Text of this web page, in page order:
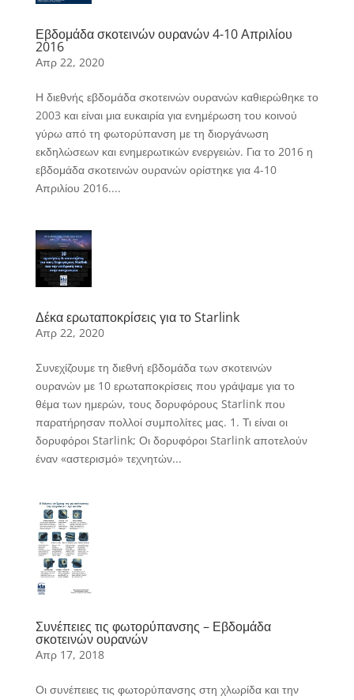
Εβδομάδα σκοτεινών ουρανών 4-10 Απριλίου
2016
Απρ 22, 2020
Η διεθνής εβδομάδα σκοτεινών ουρανών καθιερώθηκε το
2003 και είναι μια ευκαιρία για ενημέρωση του κοινού
γύρω από τη φωτορύπανση με τη διοργάνωση
εκδηλώσεων και ενημερωτικών ενεργειών. Για το 2016 η
εβδομάδα σκοτεινών ουρανών ορίστηκε για 4-10
Απριλίου 2016....
Δέκα ερωταποκρίσεις για το Starlink
Απρ 22, 2020
Συνεχίζουμε τη διεθνή εβδομάδα των σκοτεινών
ουρανών με 10 ερωταποκρίσεις που γράψαμε για το
θέμα των ημερών, τους δορυφόρους Starlink που
παρατήρησαν πολλοί συμπολίτες μας. 1. Τι είναι οι
δορυφόροι Starlink; Οι δορυφόροι Starlink αποτελούν
έναν «αστερισμό» τεχνητών...
Συνέπειες τις φωτορύπανσης – Εβδομάδα
σκοτεινών ουρανών
Απρ 17, 2018
Οι συνέπειες τις φωτορύπανσης στη χλωρίδα και την